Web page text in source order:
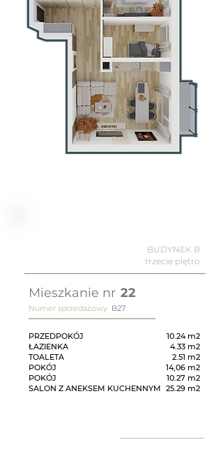
BUDYNEK B
trzecie piętro
Mieszkanie nr 22
Numer sprzedażowy B27
PRZEDPOKÓJ
ŁAZIENKA
TOALETA
POKÓJ
POKÓJ
SALON Z ANEKSEM KUCHENNYM
10.24 m2
4.33 m2
2.51 m2
14,06 m2
10.27 m2
25.29 m2